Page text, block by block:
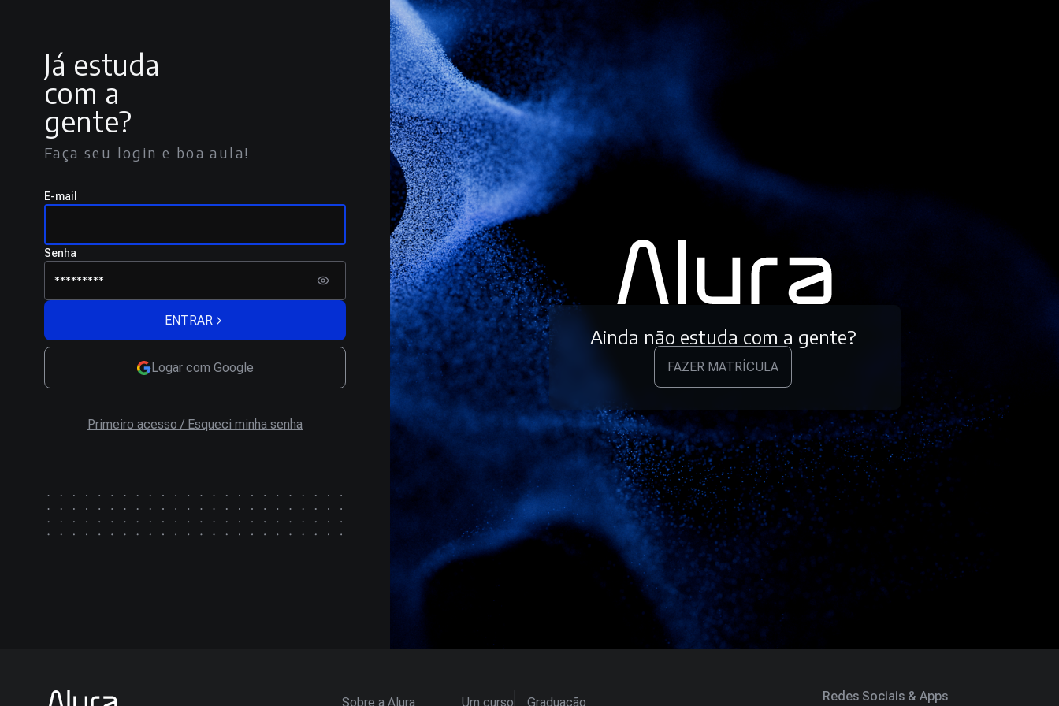
Já estuda
com a
gente?
Faça seu login e boa aula!
E-mail
Senha
ENTRAR
Logar com Google
Primeiro acesso / Esqueci minha senha
Ainda não estuda com a gente?
FAZER MATRÍCULA
Sobre a Alura Um curso Graduação Redes Sociais & Apps